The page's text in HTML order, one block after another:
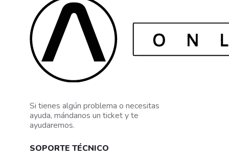
Si tienes algún problema o necesitas
ayuda, mándanos un ticket y te
ayudaremos.
SOPORTE TÉCNICO